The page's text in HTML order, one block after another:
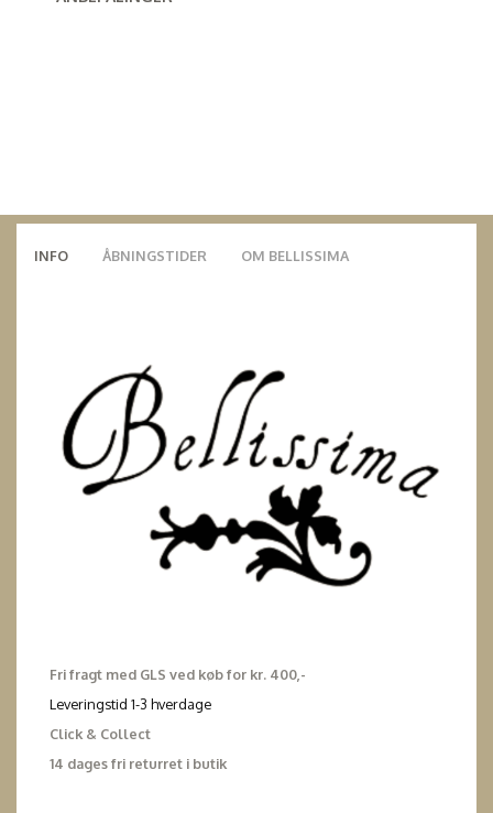
INFO ÅBNINGSTIDER OM BELLISSIMA
Fri fragt med GLS ved køb for kr. 400,-
Leveringstid 1-3 hverdage
Click & Collect
14 dages fri returret i butik